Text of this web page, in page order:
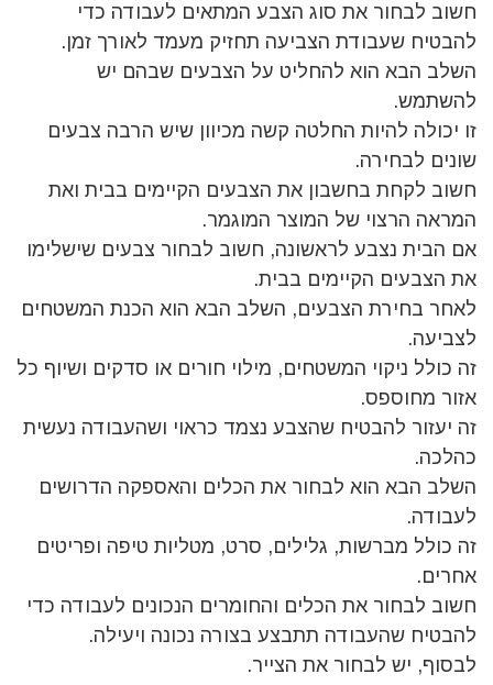
חשוב לבחור את סוג הצבע המתאים לעבודה כדי
להבטיח שעבודת הצביעה תחזיק מעמד לאורך זמן.
השלב הבא הוא להחליט על הצבעים שבהם יש
להשתמש.
זו יכולה להיות החלטה קשה מכיוון שיש הרבה צבעים
שונים לבחירה.
חשוב לקחת בחשבון את הצבעים הקיימים בבית ואת
המראה הרצוי של המוצר המוגמר.
אם הבית נצבע לראשונה, חשוב לבחור צבעים שישלימו
את הצבעים הקיימים בבית.
לאחר בחירת הצבעים, השלב הבא הוא הכנת המשטחים
לצביעה.
זה כולל ניקוי המשטחים, מילוי חורים או סדקים ושיוף כל
אזור מחוספס.
זה יעזור להבטיח שהצבע נצמד כראוי ושהעבודה נעשית
כהלכה.
השלב הבא הוא לבחור את הכלים והאספקה הדרושים
לעבודה.
זה כולל מברשות, גלילים, סרט, מטליות טיפה ופריטים
אחרים.
חשוב לבחור את הכלים והחומרים הנכונים לעבודה כדי
להבטיח שהעבודה תתבצע בצורה נכונה ויעילה.
לבסוף, יש לבחור את הצייר.